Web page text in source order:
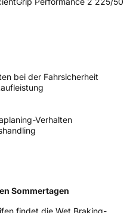
Alpine-Symbol
bei der Fahrsicherheit
Verhalten
Sommertagen
findet die Wet Braking-